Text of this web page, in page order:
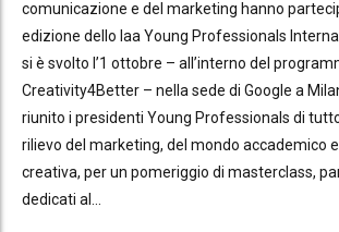
comunicazione e del marketing hanno
edizione dello Iaa Young Professionals
si è svolto l’1 ottobre – all’interno del
Creativity4Better – nella sede di Google a
riunito i presidenti Young Professionals di
rilievo del marketing, del mondo accademico
creativa, per un pomeriggio di masterclass,
dedicati al...